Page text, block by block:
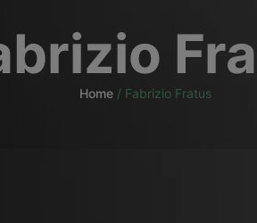
Home / Fabrizio Fratus